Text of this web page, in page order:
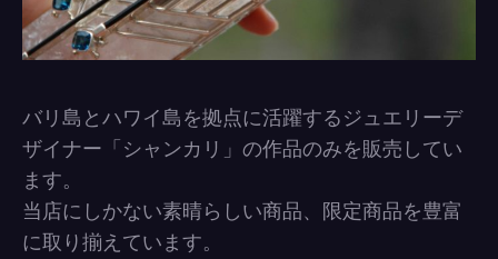
バリ島とハワイ島を拠点に活躍するジュエリーデ
ザイナー「シャンカリ」の作品のみを販売してい
ます。
当店にしかない素晴らしい商品、限定商品を豊富
に取り揃えています。